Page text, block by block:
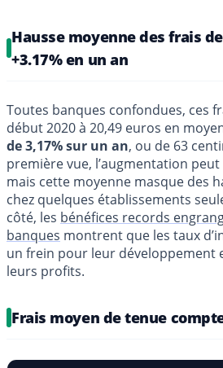
Hausse moyenne des frais
+3.17% en un an
Toutes banques confondues, ces
début 2020 à 20,49 euros en
de 3,17% sur un an, ou de 63
première vue, l’augmentation
mais cette moyenne masque des
chez quelques établissements
côté, les bénéfices records
banques montrent que les taux
un frein pour leur développement
leurs profits.
Frais moyen de tenue